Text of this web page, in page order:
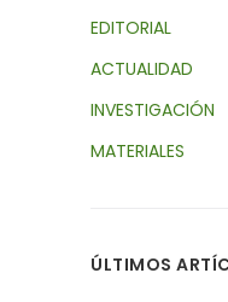
EDITORIAL
ACTUALIDAD
INVESTIGACIÓN
MATERIALES
ÚLTIMOS